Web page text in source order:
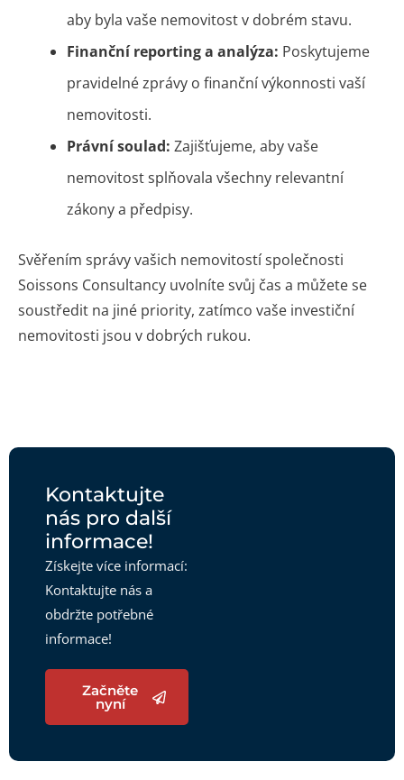
aby byla vaše nemovitost v dobrém stavu.
Finanční reporting a analýza: Poskytujeme
pravidelné zprávy o finanční výkonnosti vaší
nemovitosti.
Právní soulad: Zajišťujeme, aby vaše
nemovitost splňovala všechny relevantní
zákony a předpisy.
Svěřením správy vašich nemovitostí společnosti
Soissons Consultancy uvolníte svůj čas a můžete se
soustředit na jiné priority, zatímco vaše investiční
nemovitosti jsou v dobrých rukou.
Kontaktujte
nás pro další
informace!
Získejte více informací:
Kontaktujte nás a
obdržte potřebné
informace!
Začněte
nyní